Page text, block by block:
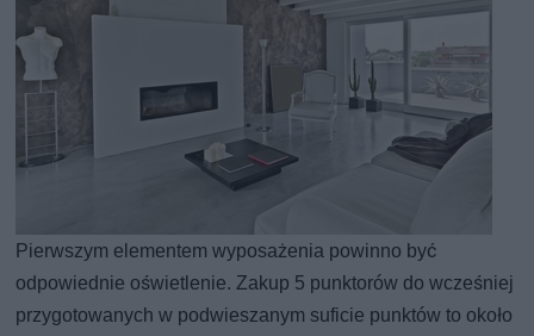
Pierwszym elementem wyposażenia powinno być
odpowiednie oświetlenie. Zakup 5 punktorów do wcześniej
przygotowanych w podwieszanym suficie punktów to około